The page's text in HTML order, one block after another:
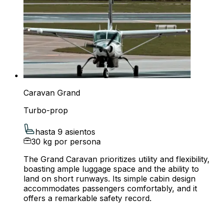
Caravan Grand
Turbo-prop
hasta 9 asientos
30 kg por persona
The Grand Caravan prioritizes utility and flexibility,
boasting ample luggage space and the ability to
land on short runways. Its simple cabin design
accommodates passengers comfortably, and it
offers a remarkable safety record.